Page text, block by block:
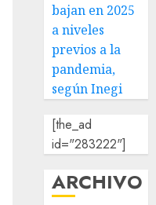
bajan en 2025
a niveles
previos a la
pandemia,
según Inegi
[the_ad
id="283222"]
ARCHIVO